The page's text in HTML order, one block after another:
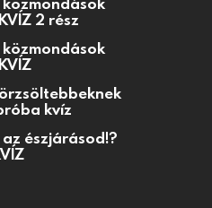
2 rész
közmondások
kvíz
észjárásod!?